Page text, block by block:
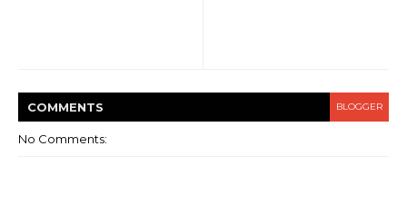
COMMENTS BLOGGER
No Comments: